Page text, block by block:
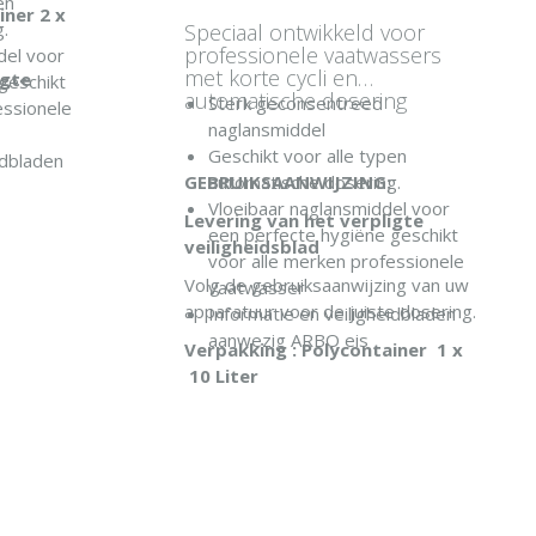
voor
2 x
Speciaal ontwikkeld voor
professionele vaatwassers
met korte cycli en
automatische dosering
Sterk geconsentreed
naglansmiddel
Geschikt voor alle typen
automatische dosering.
Vloeibaar naglansmiddel voor
een perfecte hygiëne geschikt
voor alle merken professionele
vaatwasser
Informatie en veiligheidbladen
aanwezig ARBO eis
GEBRUIKSAANWIJZING:
Levering van het verpligte
veiligheidsblad
Volg de gebruiksaanwijzing van uw
apparatuur voor de juiste dosering.
Verpakking : Polycontainer 1 x
10 Liter